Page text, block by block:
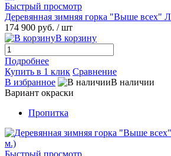
Быстрый просмотр
Деревянная зимняя горка "Выше всех"
174 900 руб. / шт
В корзину
Подробнее
Купить в 1 клик Сравнение
В избранное
В наличии
Вариант окраски
Пропитка
Быстрый просмотр